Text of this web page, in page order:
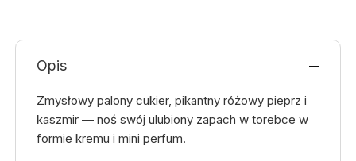
Opis
Zmysłowy palony cukier, pikantny różowy pieprz i
kaszmir — noś swój ulubiony zapach w torebce w
formie kremu i mini perfum.